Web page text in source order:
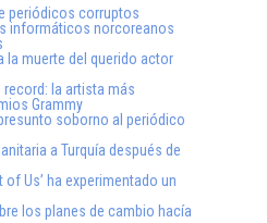
periódicos corruptos
informáticos norcoreanos
la muerte del querido actor
record: la artista más
Grammy
soborno al periódico
a Turquía después de
of Us’ ha experimentado un
los planes de cambio hacía